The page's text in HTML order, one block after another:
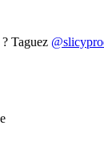
Taguez